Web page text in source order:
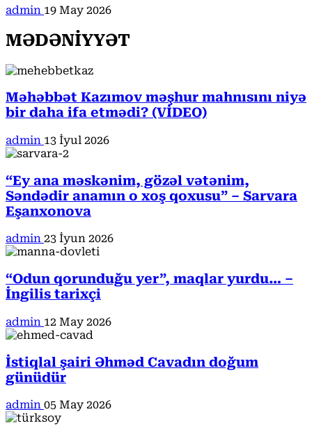
admin 19 May 2026
MƏDƏNİYYƏT
Məhəbbət Kazımov məşhur mahnısını niyə
bir daha ifa etmədi? (VİDEO)
admin 13 İyul 2026
“Ey ana məskənim, gözəl vətənim,
Səndədir anamın o xoş qoxusu” – Sarvara
Eşanxonova
admin 23 İyun 2026
“Odun qorunduğu yer”, maqlar yurdu… –
İngilis tarixçi
admin 12 May 2026
İstiqlal şairi Əhməd Cavadın doğum
günüdür
admin 05 May 2026